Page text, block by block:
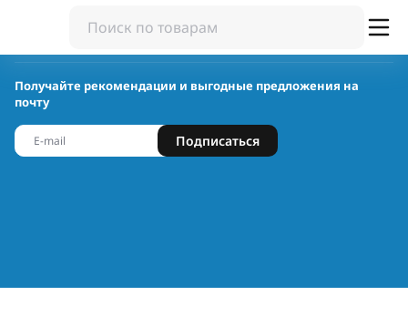
Получайте рекомендации и выгодные предложения на
почту
Подписаться